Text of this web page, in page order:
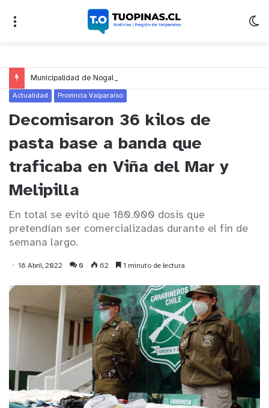
Actualidad Provincia Valparaíso
Decomisaron 36 kilos de
pasta base a banda que
traficaba en Viña del Mar y
Melipilla
En total se evitó que 180.000 dosis que
pretendían ser comercializadas durante el fin de
semana largo.
18 Abril, 2022 0 62 1 minuto de lectura